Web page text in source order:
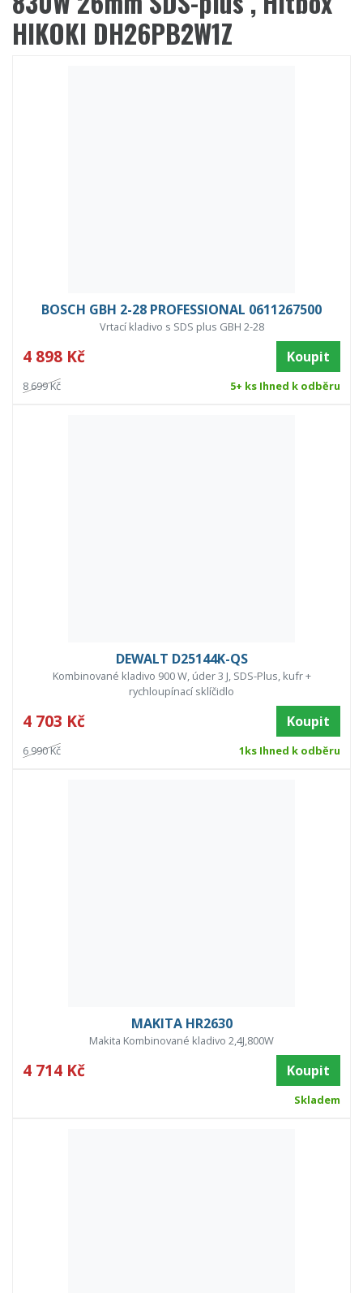
HIKOKI DH26PB2W1Z
BOSCH GBH 2-28 PROFESSIONAL 0611267500
Vrtací kladivo s SDS plus GBH 2-28
4 898 Kč Koupit
8 699 Kč 5+ ks Ihned k odběru
DEWALT D25144K-QS
Kombinované kladivo 900 W, úder 3 J, SDS-Plus, kufr +
rychloupínací sklíčidlo
4 703 Kč Koupit
6 990 Kč 1ks Ihned k odběru
MAKITA HR2630
Makita Kombinované kladivo 2,4J,800W
4 714 Kč Koupit
Skladem